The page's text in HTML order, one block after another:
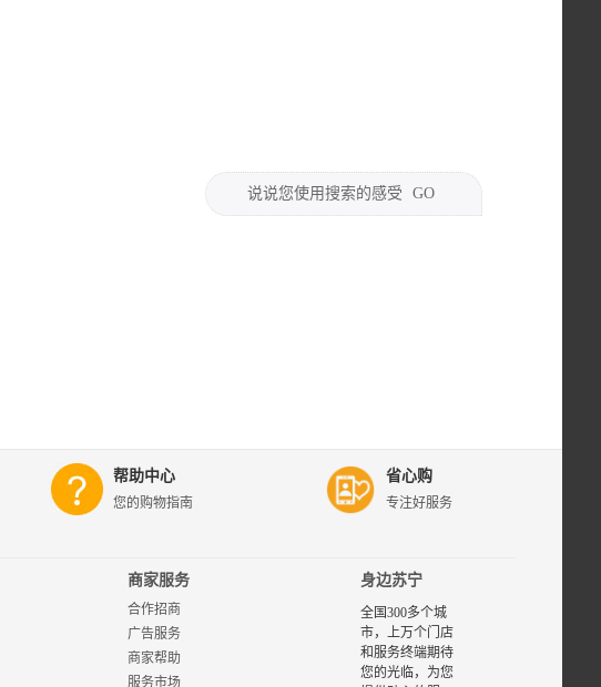
说说您使用搜索的感受 GO
帮助中心
您的购物指南
省心购
专注好服务
商家服务
合作招商
广告服务
商家帮助
服务市场
身边苏宁
全国300多个城
市，上万个门店
和服务终端期待
您的光临，为您